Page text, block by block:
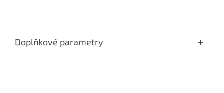
Doplňkové parametry